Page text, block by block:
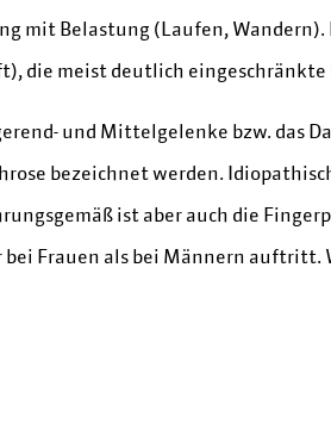
mit Belastung (Laufen,
die meist deutlich
und Mittelgelenke bzw.
bezeichnet werden.
ist aber auch die
Frauen als bei Männern